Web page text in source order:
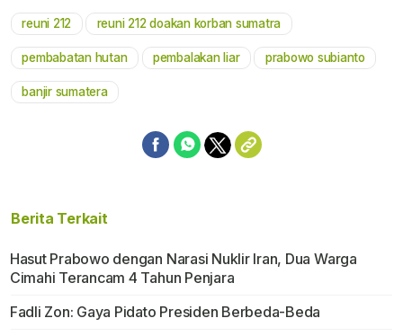
reuni 212 reuni 212 doakan korban sumatra
pembabatan hutan pembalakan liar prabowo subianto
banjir sumatera
Berita Terkait
Hasut Prabowo dengan Narasi Nuklir Iran, Dua Warga
Cimahi Terancam 4 Tahun Penjara
Fadli Zon: Gaya Pidato Presiden Berbeda-Beda